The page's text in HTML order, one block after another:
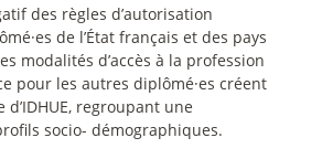
des règles d’autorisation
·es de l’État français et des pays
modalités d’accès à la profession
pour les autres diplômé·es créent
regroupant une
socio- démographiques.